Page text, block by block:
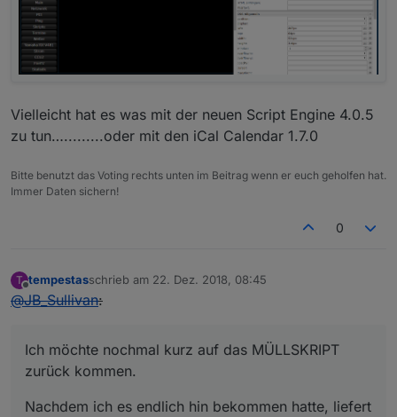
Vielleicht hat es was mit der neuen Script Engine 4.0.5
zu tun….........oder mit den iCal Calendar 1.7.0
Bitte benutzt das Voting rechts unten im Beitrag wenn er euch geholfen hat.
Immer Daten sichern!
0
T
Offline
tempestasschrieb am 22. Dez. 2018, 08:45
zuletzt editiert von
@JB_Sullivan:
Ich möchte nochmal kurz auf das MÜLLSKRIPT
zurück kommen.
Nachdem ich es endlich hin bekommen hatte, liefert